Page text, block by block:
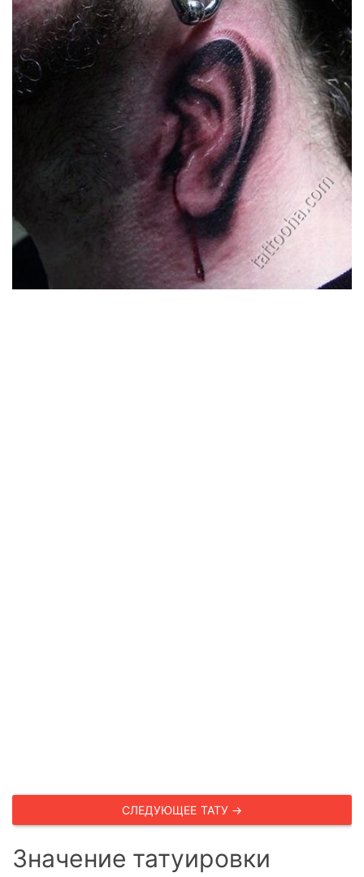
СЛЕДУЮЩЕЕ ТАТУ →
Значение татуировки